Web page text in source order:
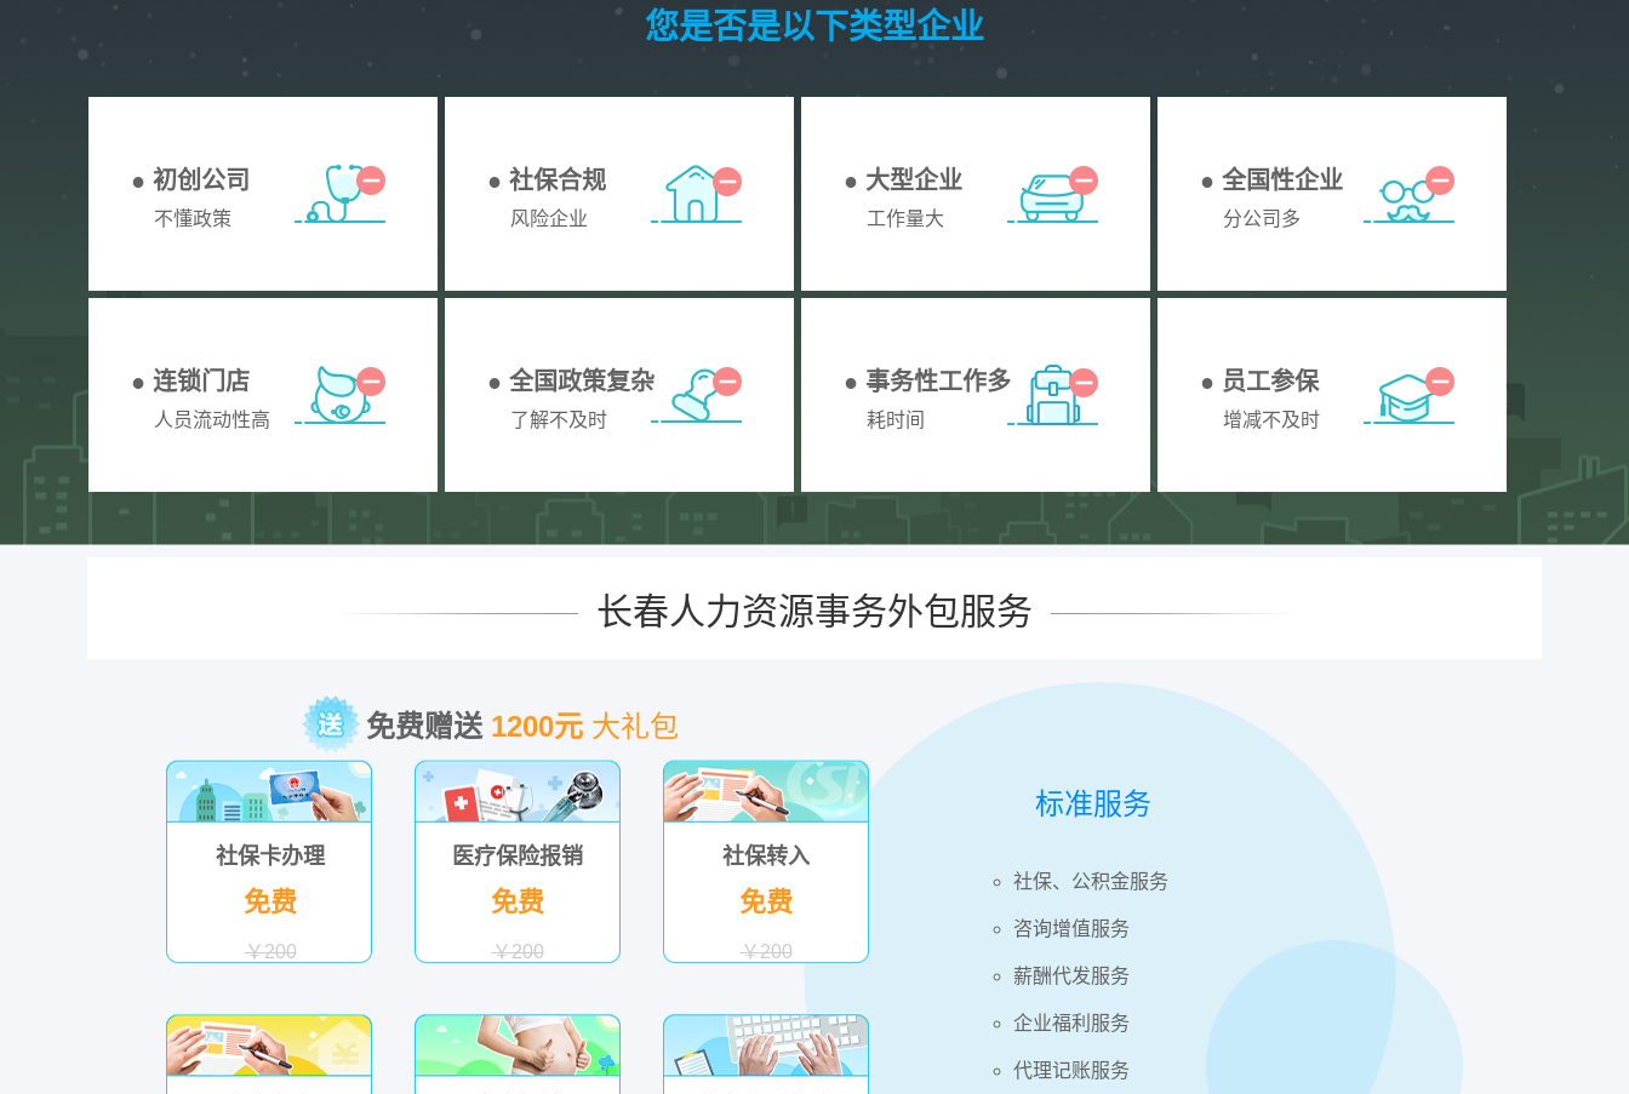
您是否是以下类型企业
● 初创公司
不懂政策
● 社保合规
风险企业
● 大型企业
工作量大
● 全国性企业
分公司多
● 连锁门店
人员流动性高
● 全国政策复杂
了解不及时
● 事务性工作多
耗时间
● 员工参保
增减不及时
长春人力资源事务外包服务
免费赠送 1200元 大礼包
社保卡办理
免费
￥200
医疗保险报销
免费
￥200
社保转入
免费
￥200
标准服务
社保、公积金服务
咨询增值服务
薪酬代发服务
企业福利服务
代理记账服务